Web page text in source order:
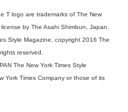
T logo are trademarks of The New
by The Asahi Shimbun, Japan.
Style Magazine, copyright 2016 The
reserved.
The New York Times Style
York Times Company or those of its